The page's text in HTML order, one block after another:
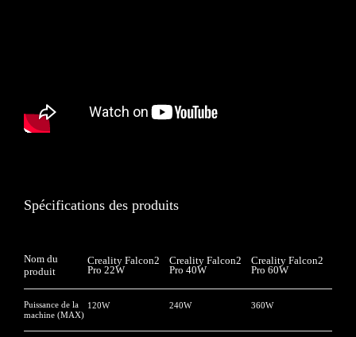
Spécifications des produits
Nom du
produit
Creality Falcon2
Pro 22W
Creality Falcon2
Pro 40W
Creality Falcon2
Pro 60W
Puissance de la
machine (MAX)
120W 240W 360W